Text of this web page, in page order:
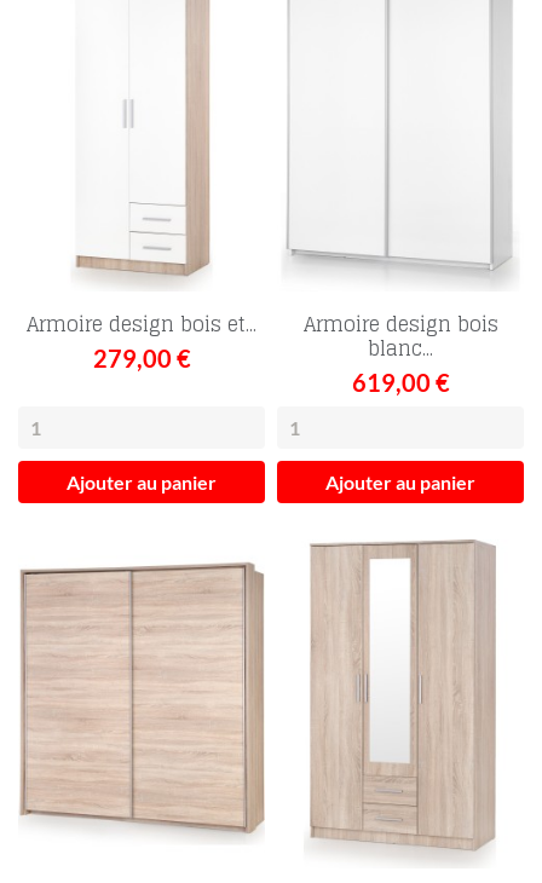
Armoire design bois et...
279,00 €
Ajouter au panier
Armoire design bois
blanc...
619,00 €
Ajouter au panier